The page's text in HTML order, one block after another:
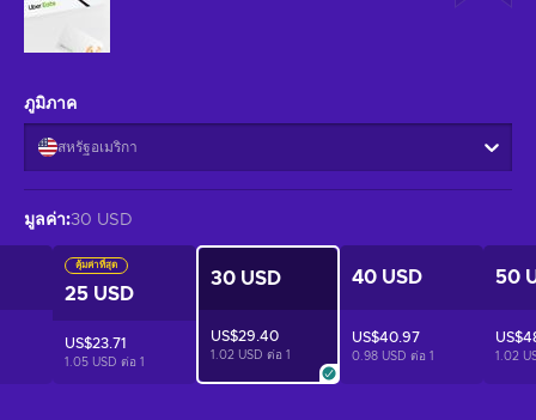
ภูมิภาค
สหรัฐอเมริกา
มูลค่า:30 USD
คุ้มค่าที่สุด
25 USD
US$23.71
1.05 USD ต่อ 1
30 USD
US$29.40
1.02 USD ต่อ 1
40 USD
US$40.97
0.98 USD ต่อ 1
50
1.02